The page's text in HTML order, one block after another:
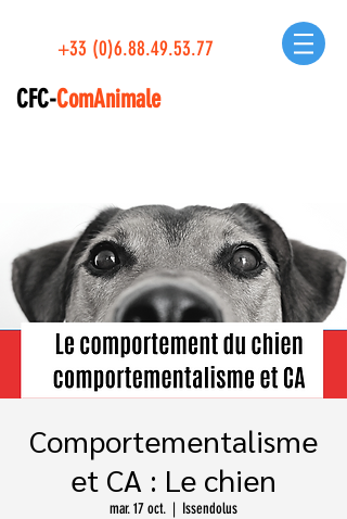
+33 (0)6.88.49.53.77
CFC-ComAnimale
Comportementalisme
et CA : Le chien
mar. 17 oct.
  |
Issendolus